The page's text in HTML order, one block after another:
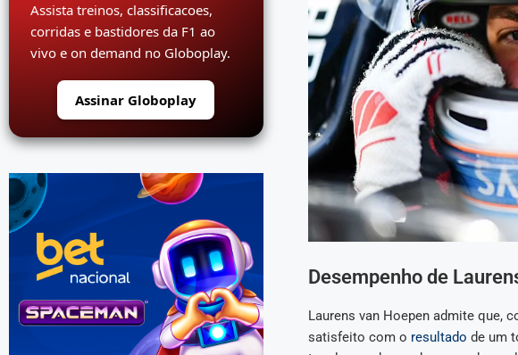
Desempenho de
Laurens van Hoepen admite que,
satisfeito com o resultado de um
Assista treinos, classificacoes,
corridas e bastidores da F1 ao
vivo e on demand no Globoplay.
Assinar Globoplay